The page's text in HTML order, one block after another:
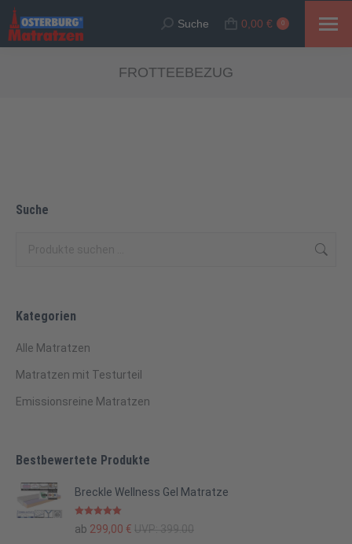
Suche:
Suche 0,00 € 0
FROTTEEBEZUG
Suche
Kategorien
Alle Matratzen
Matratzen mit Testurteil
Emissionsreine Matratzen
Bestbewertete Produkte
Breckle Wellness Gel Matratze
Bewertet mit
5.00von 5
ab 299,00 € UVP: 399.00